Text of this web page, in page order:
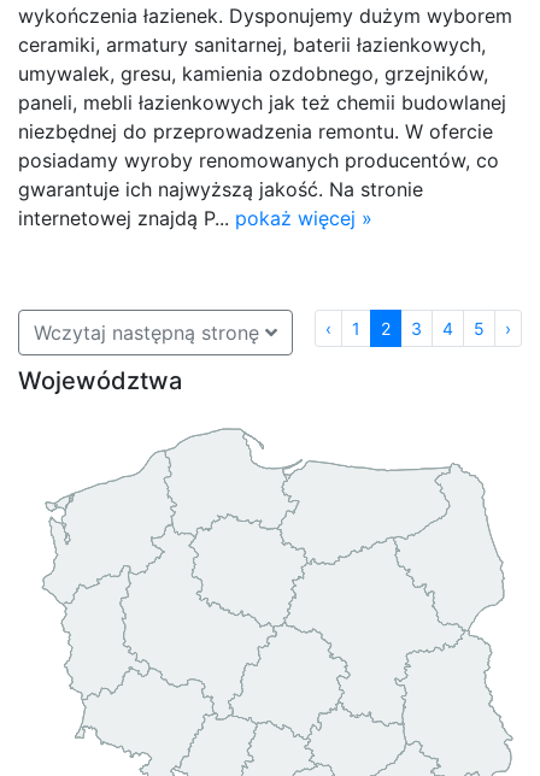
wykończenia łazienek. Dysponujemy dużym wyborem
ceramiki, armatury sanitarnej, baterii łazienkowych,
umywalek, gresu, kamienia ozdobnego, grzejników,
paneli, mebli łazienkowych jak też chemii budowlanej
niezbędnej do przeprowadzenia remontu. W ofercie
posiadamy wyroby renomowanych producentów, co
gwarantuje ich najwyższą jakość. Na stronie
internetowej znajdą P... pokaż więcej »
Wczytaj następną stronę ‹ 1 2 3 4 5 ›
Województwa